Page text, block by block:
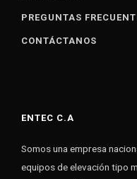
PREGUNTAS
CONTÁCTANOS
ENTEC C.A
Somos una empresa
equipos de elevación tipo